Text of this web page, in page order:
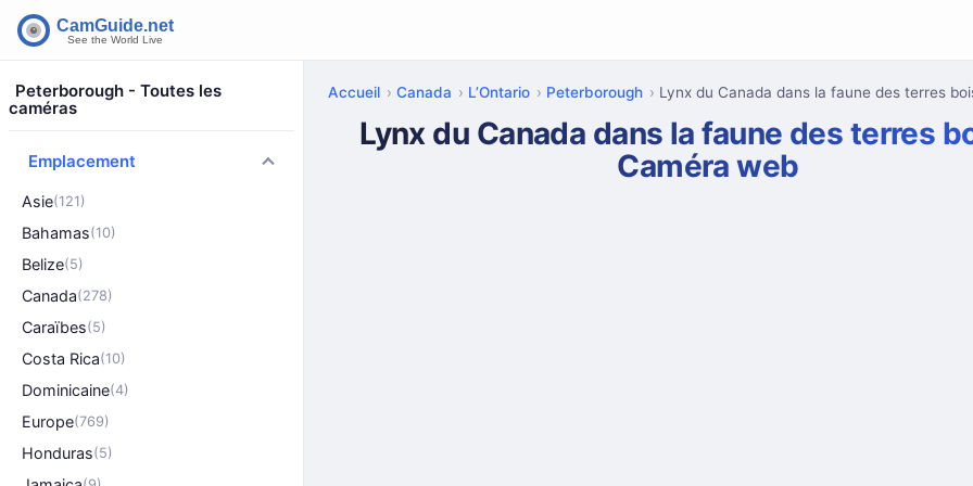
Peterborough - Toutes les
caméras
Emplacement
Asie(121)
Bahamas(10)
Belize(5)
Canada(278)
Caraïbes(5)
Costa Rica(10)
Dominicaine(4)
Europe(769)
Honduras(5)
Accueil Canada L’Ontario Peterborough Lynx du Canada dans la faune des terres
Lynx du Canada dans la faune des terres
Caméra web